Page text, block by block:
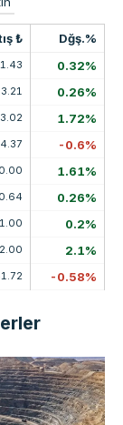
₺ Dğş.%
0.32%
0.26%
1.72%
-0.6%
1.61%
0.26%
0.2%
2.1%
-0.58%